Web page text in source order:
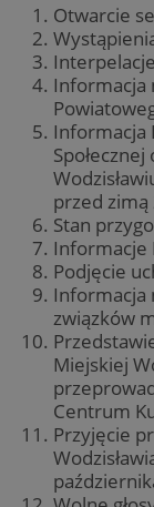
Otwarcie
Informacja
Informacja
przed
Stan
Informacje
Podjęcie
Informacja
związków
Miejskiej
Centrum
Przyjęcie